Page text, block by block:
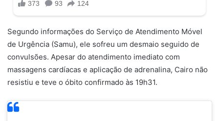
Segundo informações do Serviço de Atendimento Móvel
de Urgência (Samu), ele sofreu um desmaio seguido de
convulsões. Apesar do atendimento imediato com
massagens cardíacas e aplicação de adrenalina, Cairo não
resistiu e teve o óbito confirmado às 19h31.